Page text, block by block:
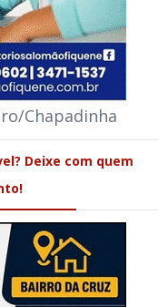
Chapadinha
Deixe com quem